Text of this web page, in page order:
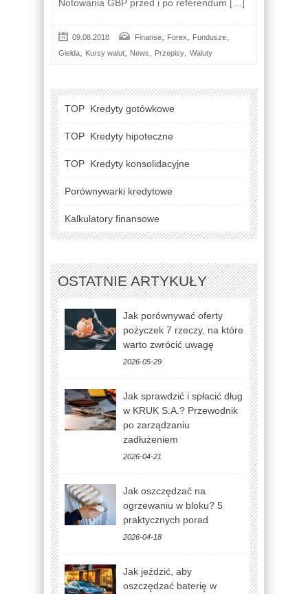
Notowania GBP przed i po referendum […]
09.08.2018 Finanse Forex Fundusze
Giełda Kursy walut News Przepisy Waluty
TOP Kredyty gotówkowe
TOP Kredyty hipoteczne
TOP Kredyty konsolidacyjne
Porównywarki kredytowe
Kalkulatory finansowe
OSTATNIE ARTYKUŁY
Jak porównywać oferty
pożyczek 7 rzeczy, na które
warto zwrócić uwagę
2026-05-29
Jak sprawdzić i spłacić dług
w KRUK S.A.? Przewodnik
po zarządzaniu
zadłużeniem
2026-04-21
Jak oszczędzać na
ogrzewaniu w bloku? 5
praktycznych porad
2026-04-18
Jak jeździć, aby
oszczędzać baterię w